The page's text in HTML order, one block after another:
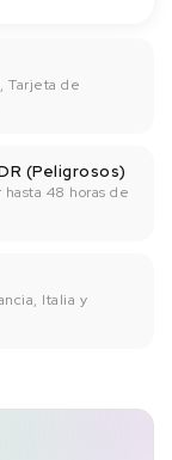
Tarjeta de
(Peligrosos)
48 horas de
Italia y